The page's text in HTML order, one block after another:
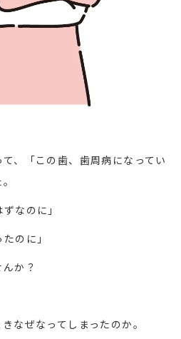
、「この歯、歯周病になってい
なのに」
のに」
か？
なぜなってしまったのか。